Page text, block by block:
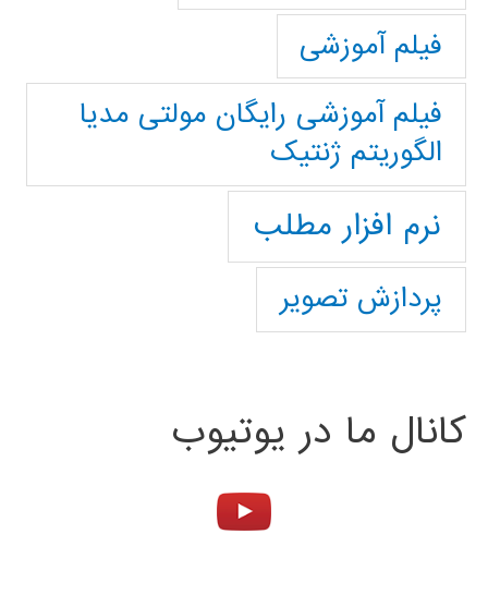
فیلم آموزشی
فیلم آموزشی رایگان مولتی مدیا
الگوریتم ژنتیک
نرم افزار مطلب
پردازش تصویر
کانال ما در یوتیوب